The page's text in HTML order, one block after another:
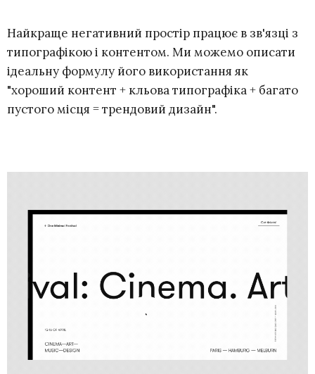
Найкраще негативний простір працює в зв'язці з
типографікою і контентом. Ми можемо описати
ідеальну формулу його використання як
"хороший контент + кльова типографіка + багато
пустого місця = трендовий дизайн".